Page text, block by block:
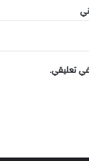
تعليقي.